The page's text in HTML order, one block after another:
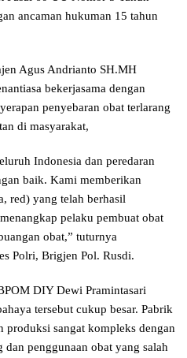
ancaman hukuman 15 tahun
Agus Andrianto SH.MH
bekerjasama dengan
penyebaran obat terlarang
di masyarakat,
Indonesia dan peredaran
baik. Kami memberikan
red) yang telah berhasil
pelaku pembuat obat
obat,” tuturnya
Polri, Brigjen Pol. Rusdi.
DIY Dewi Pramintasari
tersebut cukup besar. Pabrik
sangat kompleks dengan
penggunaan obat yang salah